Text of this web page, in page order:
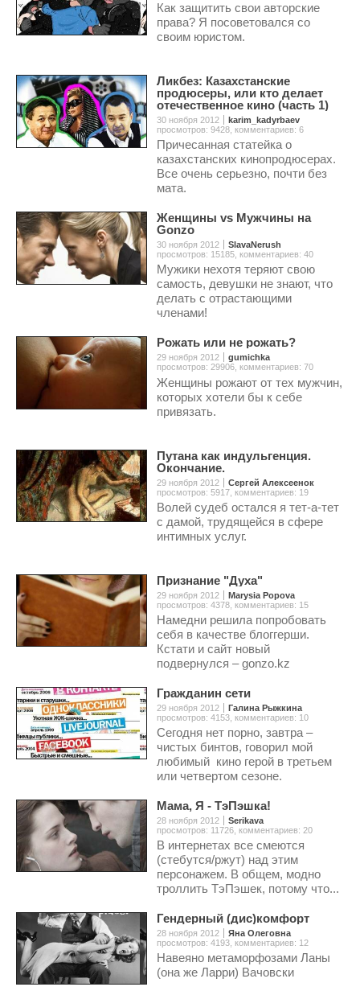
Как защитить свои авторские
права? Я посоветовался со
своим юристом.
Ликбез: Казахстанские
продюсеры, или кто делает
отечественное кино (часть 1)
30 ноября 2012
karim_kadyrbaev
просмотров: 9428, комментариев: 6
Причесанная статейка о
казахстанских кинопродюсерах.
Все очень серьезно, почти без
мата.
Женщины vs Мужчины на
Gonzo
30 ноября 2012
SlavaNerush
просмотров: 15185, комментариев: 40
Мужики нехотя теряют свою
самость, девушки не знают, что
делать с отрастающими
членами!
Рожать или не рожать?
29 ноября 2012
gumichka
просмотров: 29906, комментариев: 70
Женщины рожают от тех мужчин,
которых хотели бы к себе
привязать.
Путана как индульгенция.
Окончание.
29 ноября 2012
Сергей Алексеенок
просмотров: 5917, комментариев: 19
Волей судеб остался я тет-а-тет
с дамой, трудящейся в сфере
интимных услуг.
Признание "Духа"
29 ноября 2012
Marysia Popova
просмотров: 4378, комментариев: 15
Намедни решила попробовать
себя в качестве блоггерши.
Кстати и сайт новый
подвернулся – gonzo.kz
Гражданин сети
29 ноября 2012
Галина Рыжкина
просмотров: 4153, комментариев: 10
Сегодня нет порно, завтра –
чистых бинтов, говорил мой
любимый кино герой в третьем
или четвертом сезоне.
Мама, Я - ТэПэшка!
28 ноября 2012
Serikava
просмотров: 11726, комментариев: 20
В интернетах все смеются
(стебутся/ржут) над этим
персонажем. В общем, модно
троллить ТэПэшек, потому что...
Гендерный (дис)комфорт
28 ноября 2012
Яна Олеговна
просмотров: 4193, комментариев: 12
Навеяно метаморфозами Ланы
(она же Ларри) Вачовски